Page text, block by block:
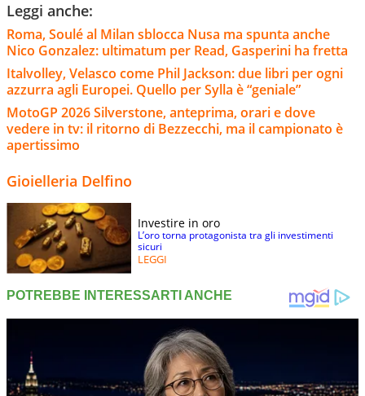
Leggi anche:
Roma, Soulé al Milan sblocca Nusa ma spunta anche
Nico Gonzalez: ultimatum per Read, Gasperini ha fretta
Italvolley, Velasco come Phil Jackson: due libri per ogni
azzurra agli Europei. Quello per Sylla è “geniale”
MotoGP 2026 Silverstone, anteprima, orari e dove
vedere in tv: il ritorno di Bezzecchi, ma il campionato è
apertissimo
Gioielleria Delfino
Investire in oro
L’oro torna protagonista tra gli investimenti
sicuri
LEGGI